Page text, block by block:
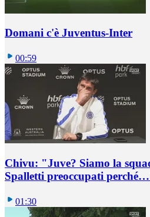
Domani c'è Juventus-Inter
00:59
Chivu: "Juve? Siamo la
Spalletti preoccupati
01:30